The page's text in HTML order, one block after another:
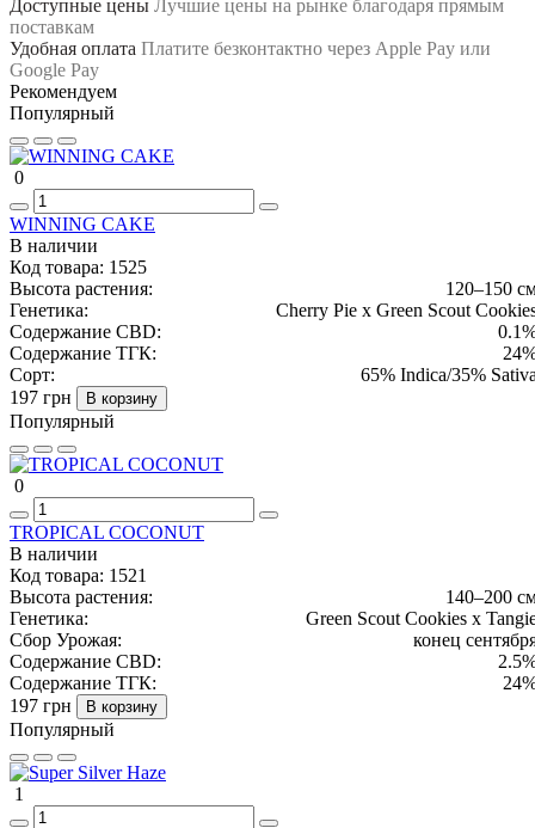
Доступные цены Лучшие цены на рынке благодаря прямым
поставкам
Удобная оплата Платите безконтактно через Apple Pay или
Google Pay
Рекомендуем
Популярный
0
WINNING CAKE
В наличии
Код товара: 1525
Высота растения:
120–150
Генетика:
Cherry Pie x Green Scout
Содержание CBD:
Содержание ТГК:
Сорт:
65% Indica/35%
197 грн
В корзину
Популярный
0
TROPICAL COCONUT
В наличии
Код товара: 1521
Высота растения:
140–200
Генетика:
Green Scout Cookies x
Сбор Урожая:
конец
Содержание CBD:
Содержание ТГК:
197 грн
В корзину
Популярный
1